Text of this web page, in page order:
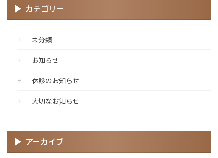
カテゴリー
未分類
お知らせ
休診のお知らせ
大切なお知らせ
アーカイブ